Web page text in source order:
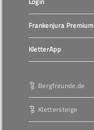
Frankenjura Premium
KletterApp
Bergfreunde.de
Klettersteige